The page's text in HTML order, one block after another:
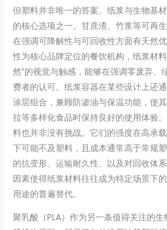
但塑料并非唯一的答案。纸浆与生物基
的核心选项之一。甘蔗渣、竹浆等可再
在强调可降解性与可回收性方面有天然
性为核心品牌定位的餐饮机构，纸浆材
然”的视觉与触感，能够在强调零废弃、
费者的认可。纸浆容器在某些设计上还
涂层组合，兼顾防渗油与保温功能，使
拉等多样化食品时保持良好的使用体验
料也并非没有挑战。它们的强度在高承
下可能不及塑料，且成本通常高于常规
的抗变形、运输耐久性、以及对回收体
因素使得纸浆材料往往成为特定场景下
用途的普遍替代。
聚乳酸（PLA）作为另一条值得关注的